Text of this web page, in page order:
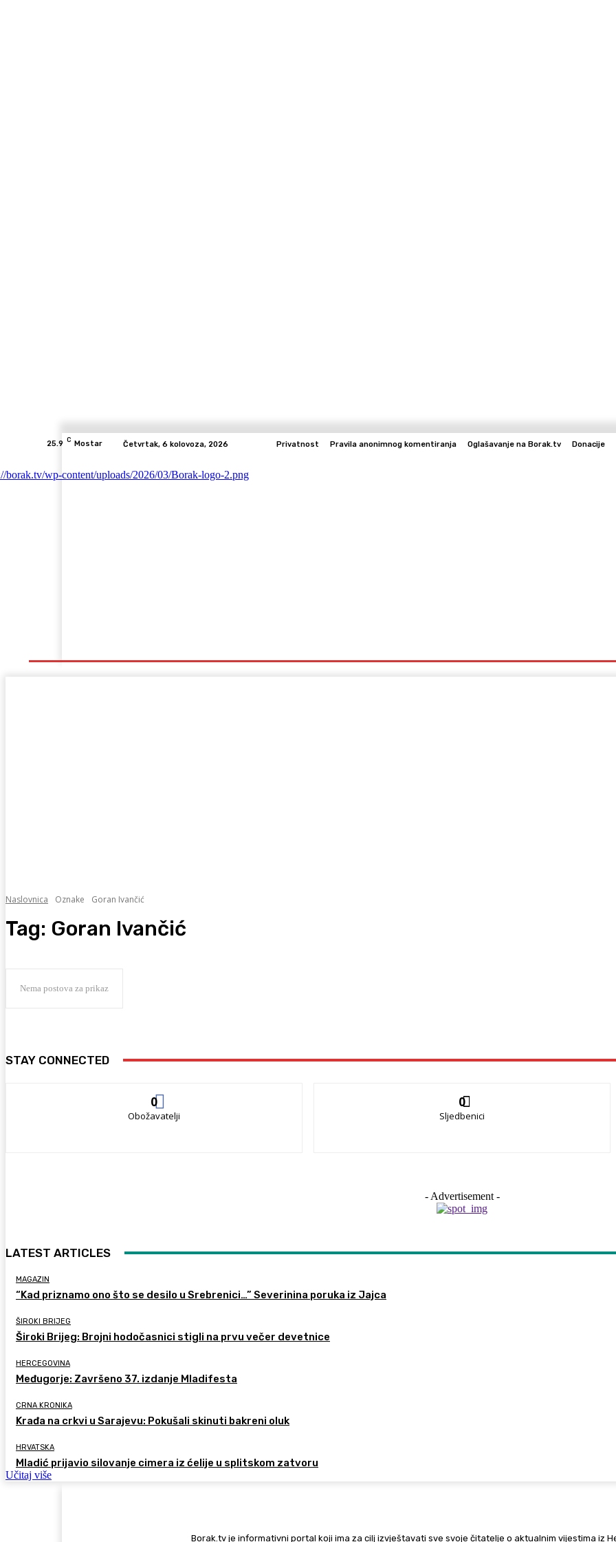
25.9 C Mostar Četvrtak, 6 kolovoza, 2026 Privatnost Pravila anonimnog komentiranja Oglašavanje na Borak.tv Donacije
Naslovnica Oznake Goran Ivančić
Tag: Goran Ivančić
Nema postova za prikaz
STAY CONNECTED
0
Obožavatelji
0
Sljedbenici
- Advertisement -
LATEST ARTICLES
MAGAZIN
“Kad priznamo ono što se desilo u Srebrenici…” Severinina poruka iz Jajca
ŠIROKI BRIJEG
Široki Brijeg: Brojni hodočasnici stigli na prvu večer devetnice
HERCEGOVINA
Međugorje: Završeno 37. izdanje Mladifesta
CRNA KRONIKA
Krađa na crkvi u Sarajevu: Pokušali skinuti bakreni oluk
HRVATSKA
Mladić prijavio silovanje cimera iz ćelije u splitskom zatvoru
Učitaj više
Borak.tv je informativni portal koji ima za cilj izvještavati sve svoje čitatelje o aktualnim vijestima iz